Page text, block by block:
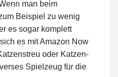
man beim
Beispiel zu wenig
es sogar komplett
es mit Amazon Now
oder Katzen-
Spielzeug für die